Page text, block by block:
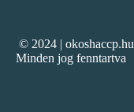
© 2024 | okoshaccp.hu
Minden jog fenntartva